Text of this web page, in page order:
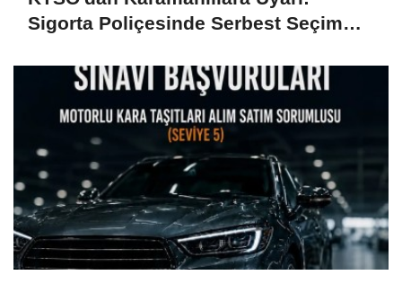
Sigorta Poliçesinde Serbest Seçim